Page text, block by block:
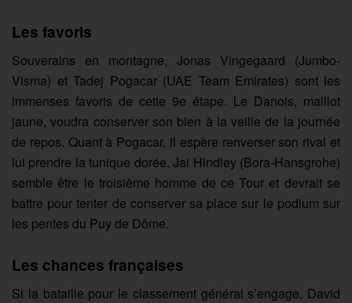
Les favoris
Souverains en montagne, Jonas Vingegaard (Jumbo-
Visma) et Tadej Pogacar (UAE Team Emirates) sont les
immenses favoris de cette 9e étape. Le Danois, maillot
jaune, voudra conserver son bien à la veille de la journée
de repos. Quant à Pogacar, il espère renverser son rival et
lui prendre la tunique dorée. Jai Hindley (Bora-Hansgrohe)
semble être le troisième homme de ce Tour et devrait se
battre pour tenter de conserver sa place sur le podium sur
les pentes du Puy de Dôme.
Les chances françaises
Si la bataille pour le classement général s’engage, David